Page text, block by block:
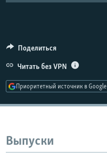
СОЦИАЛЬНЫЕ СЕТИ
Поделиться
Читать без VPN
Приоритетный источник в Google
Выпуски